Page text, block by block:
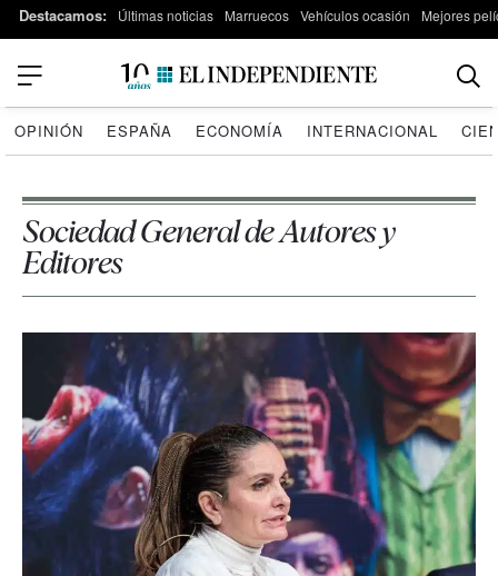
Destacamos: Últimas noticias Marruecos Vehículos ocasión Mejores
OPINIÓN ESPAÑA ECONOMÍA INTERNACIONAL
Sociedad General de Autores y
Editores